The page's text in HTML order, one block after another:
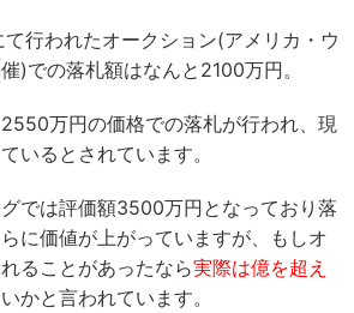
行われたオークション(アメリカ・ウ
)での落札額はなんと2100万円。
万円の価格での落札が行われ、現
いるとされています。
では評価額3500万円となっており落
に価値が上がっていますが、もしオ
ることがあったなら実際は億を超え
かと言われています。